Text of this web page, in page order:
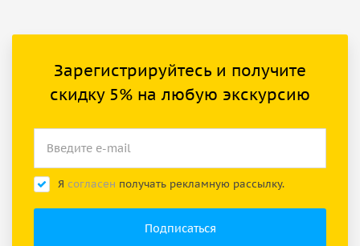
Зарегистрируйтесь и получите
скидку 5% на любую экскурсию
Я согласен получать рекламную рассылку.